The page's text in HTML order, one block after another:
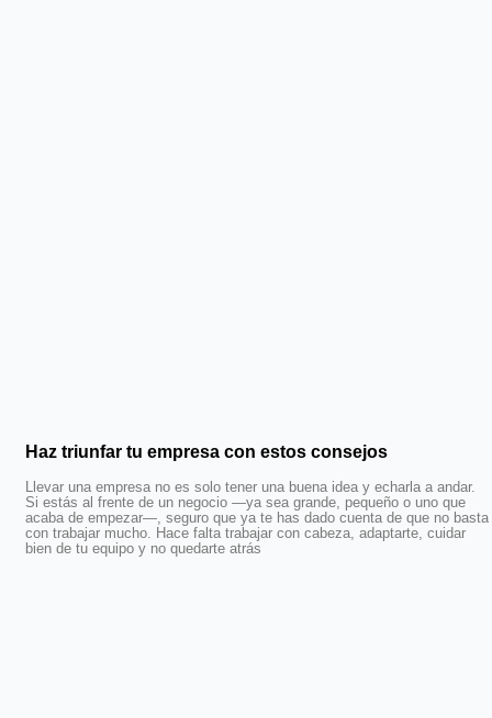
Haz triunfar tu empresa con estos consejos
Llevar una empresa no es solo tener una buena idea y echarla a andar.
Si estás al frente de un negocio —ya sea grande, pequeño o uno que
acaba de empezar—, seguro que ya te has dado cuenta de que no basta
con trabajar mucho. Hace falta trabajar con cabeza, adaptarte, cuidar
bien de tu equipo y no quedarte atrás